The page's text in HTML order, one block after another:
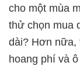
cho một mùa
thử chọn mua
dài? Hơn nữa,
hoang phí và